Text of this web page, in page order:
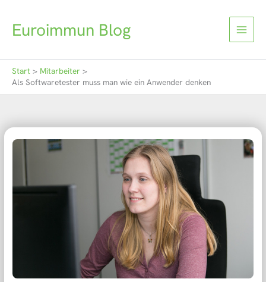
springenEuroimmun Blog
Start
Mitarbeiter
Als Softwaretester muss man wie ein Anwender denken